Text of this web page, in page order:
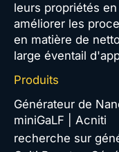
leurs propriétés
améliorer les
en matière de
large éventail
Produits
Générateur de
miniGaLF | Acniti
recherche sur